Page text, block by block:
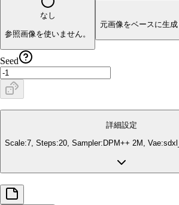
なし
参照画像を使いません。
元画像をベースに生
Seed
詳細設定
Scale:7, Steps:20, Sampler: DPM++ 2M , Vae: